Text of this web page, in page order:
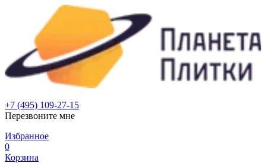
+7 (495) 109-27-15
Перезвоните мне
Избранное
0
Корзина